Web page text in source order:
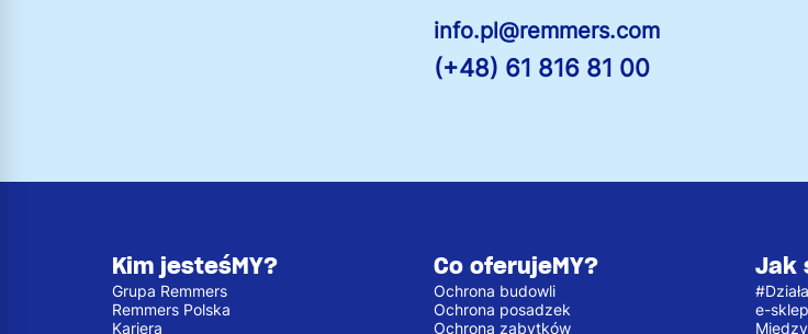
info.pl@remmers.com
(+48) 61 816 81 00
Kim jesteśMY?
Grupa Remmers
Remmers Polska
Kariera
Co oferujeMY?
Ochrona budowli
Ochrona posadzek
Ochrona zabytków
Jak
e-